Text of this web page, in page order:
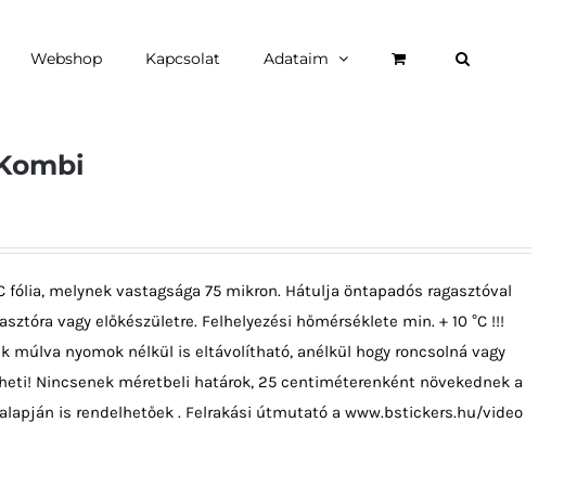
Webshop Kapcsolat Adataim
melynek vastagsága 75 mikron. Hátulja öntapadós ragasztóval
vagy előkészületre. Felhelyezési hőmérséklete min. + 10 °C !!!
múlva nyomok nélkül is eltávolítható, anélkül hogy roncsolná vagy
Nincsenek méretbeli határok, 25 centiméterenként növekednek a
is rendelhetőek . Felrakási útmutató a www.bstickers.hu/video